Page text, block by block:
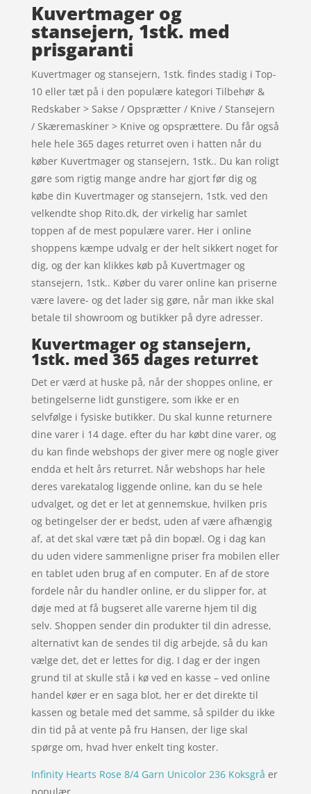
Kuvertmager og
stansejern, 1stk. med
prisgaranti
Kuvertmager og stansejern, 1stk. findes stadig i Top-
10 eller tæt på i den populære kategori Tilbehør &
Redskaber > Sakse / Opsprætter / Knive / Stansejern
/ Skæremaskiner > Knive og opsprættere. Du får også
hele hele 365 dages returret oven i hatten når du
køber Kuvertmager og stansejern, 1stk.. Du kan roligt
gøre som rigtig mange andre har gjort før dig og
købe din Kuvertmager og stansejern, 1stk. ved den
velkendte shop Rito.dk, der virkelig har samlet
toppen af de mest populære varer. Her i online
shoppens kæmpe udvalg er der helt sikkert noget for
dig, og der kan klikkes køb på Kuvertmager og
stansejern, 1stk.. Køber du varer online kan priserne
være lavere- og det lader sig gøre, når man ikke skal
betale til showroom og butikker på dyre adresser.
Kuvertmager og stansejern,
1stk. med 365 dages returret
Det er værd at huske på, når der shoppes online, er
betingelserne lidt gunstigere, som ikke er en
selvfølge i fysiske butikker. Du skal kunne returnere
dine varer i 14 dage. efter du har købt dine varer, og
du kan finde webshops der giver mere og nogle giver
endda et helt års returret. Når webshops har hele
deres varekatalog liggende online, kan du se hele
udvalget, og det er let at gennemskue, hvilken pris
og betingelser der er bedst, uden af være afhængig
af, at det skal være tæt på din bopæl. Og i dag kan
du uden videre sammenligne priser fra mobilen eller
en tablet uden brug af en computer. En af de store
fordele når du handler online, er du slipper for, at
døje med at få bugseret alle varerne hjem til dig
selv. Shoppen sender din produkter til din adresse,
alternativt kan de sendes til dig arbejde, så du kan
vælge det, det er lettes for dig. I dag er der ingen
grund til at skulle stå i kø ved en kasse – ved online
handel køer er en saga blot, her er det direkte til
kassen og betale med det samme, så spilder du ikke
din tid på at vente på fru Hansen, der lige skal
spørge om, hvad hver enkelt ting koster.
Infinity Hearts Rose 8/4 Garn Unicolor 236 Koksgrå er